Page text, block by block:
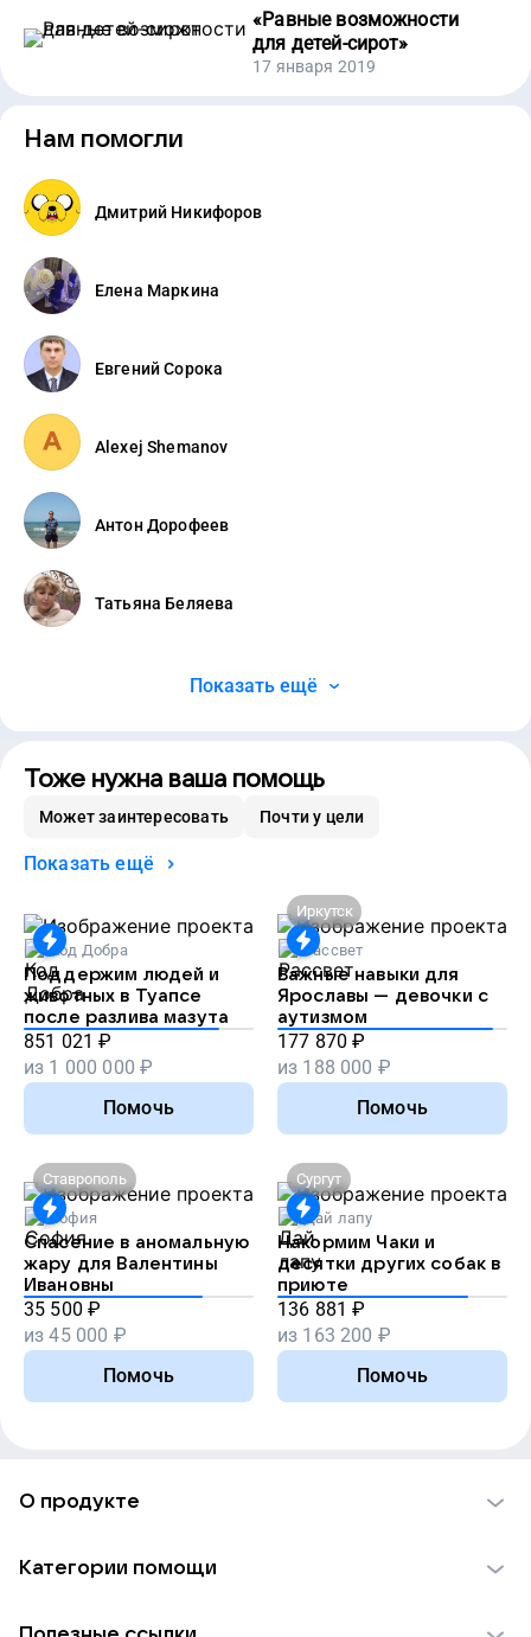
«Равные возможности
для детей-сирот»
17 января 2019
Нам помогли
Дмитрий Никифоров
Елена Маркина
Евгений Сорока
Alexej Shemanov
Антон Дорофеев
Татьяна Беляева
Показать ещё
Тоже нужна ваша помощь
Может заинтересовать Почти у цели
Показать ещё
Код Добра
Поддержим людей и
животных в Туапсе
после разлива мазута
851 021 ₽
из 1 000 000 ₽
Помочь
Иркутск
Рассвет
Важные навыки для
Ярославы — девочки с
аутизмом
177 870 ₽
из 188 000 ₽
Помочь
Ставрополь
София
Спасение в аномальную
жару для Валентины
Ивановны
35 500 ₽
из45 000 ₽
Помочь
Сургут
Дай лапу
Накормим Чаки и
десятки других собак в
приюте
136 881 ₽
из 163 200 ₽
Помочь
О продукте
Использование материалов
Категории помощи